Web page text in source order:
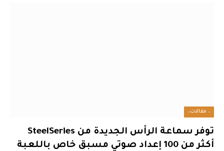
، مقالات،
توفر سماعة الرأس الجديدة من SteelSeries
أكثر من 100 إعداد صوتي مسبق خاص باللعبة